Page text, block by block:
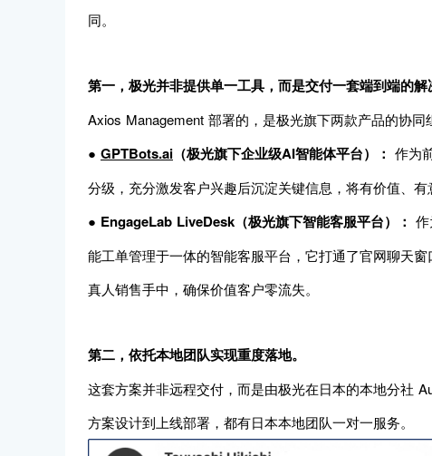
同。
第一，极光并非提供单一工具，而是交付一套端到端的解
Axios Management 部署的，是极光旗下两款产品的协同
● GPTBots.ai （极光旗下企业级AI智能体平台）： 作为
分级，充分激发客户兴趣后沉淀关键信息，将有价值、有
● EngageLab LiveDesk（极光旗下智能客服平台）：
能工单管理于一体的智能客服平台，它打通了官网聊天
真人销售手中，确保价值客户零流失。
第二，依托本地团队实现重度落地。
这套方案并非远程交付，而是由极光在日本的本地分社
方案设计到上线部署，都有日本本地团队一对一服务。